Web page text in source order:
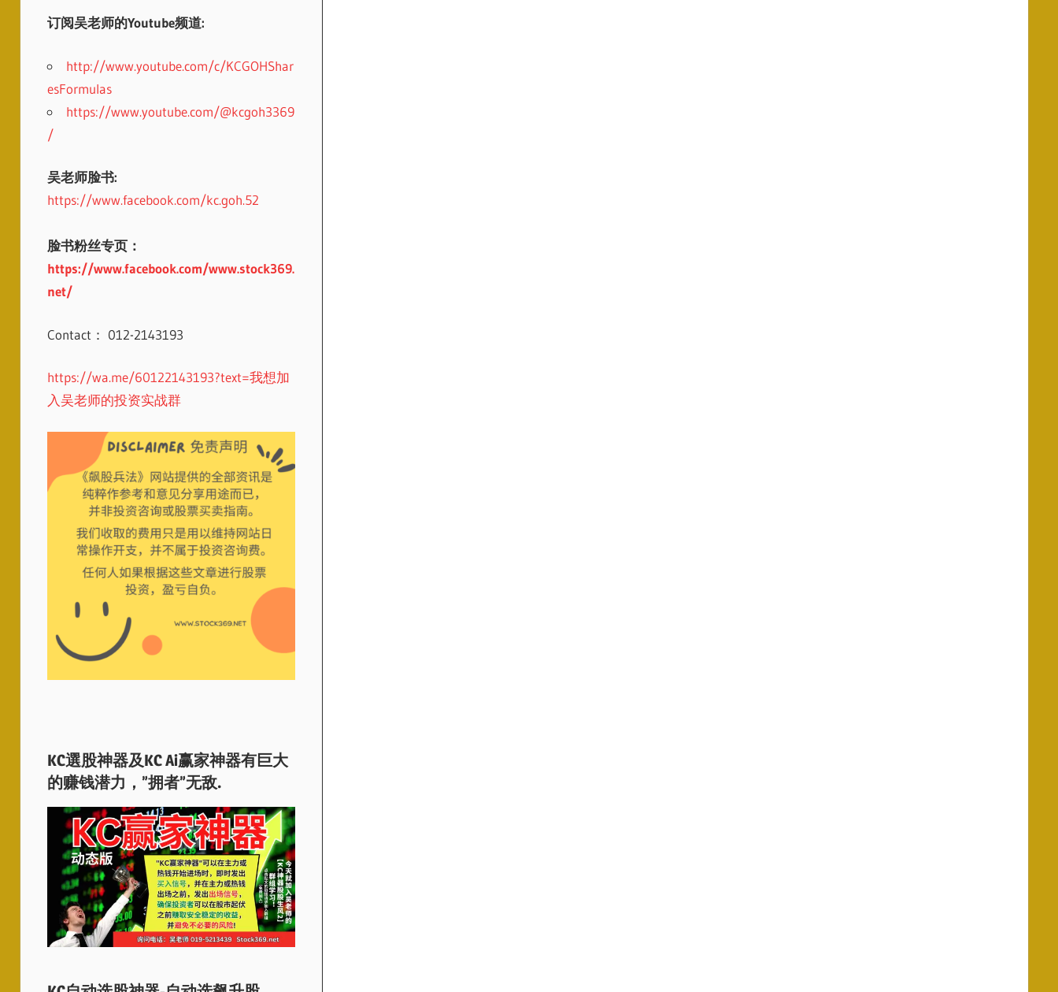
订阅吴老师的Youtube频道:
http://www.youtube.com/c/KCGOHShar
esFormulas
https://www.youtube.com/@kcgoh3369
/
吴老师脸书:
https://www.facebook.com/kc.goh.52
脸书粉丝专页：
https://www.facebook.com/www.stock369.
net/
Contact： 012-2143193
https://wa.me/60122143193?text=我想加
入吴老师的投资实战群
KC選股神器及KC Ai赢家神器有巨大
的赚钱潜力，”拥者”无敌.